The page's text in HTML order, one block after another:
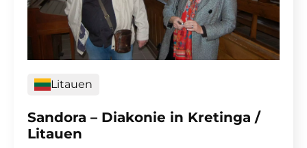
Litauen
Sandora – Diakonie in Kretinga /
Litauen